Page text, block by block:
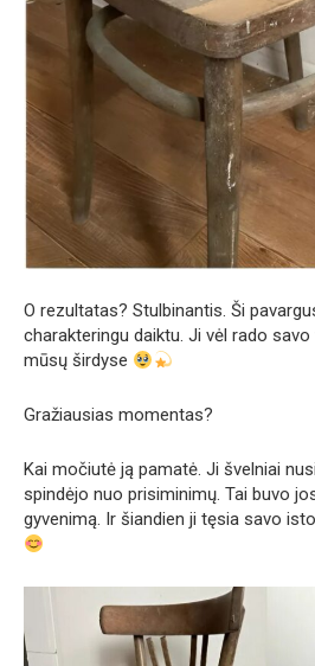
O rezultatas? Stulbinantis. Ši
charakteringu daiktu. Ji vėl rado
mūsų širdyse
Gražiausias momentas?
Kai močiutė ją pamatė. Ji švelniai
spindėjo nuo prisiminimų. Tai buvo
gyvenimą. Ir šiandien ji tęsia savo